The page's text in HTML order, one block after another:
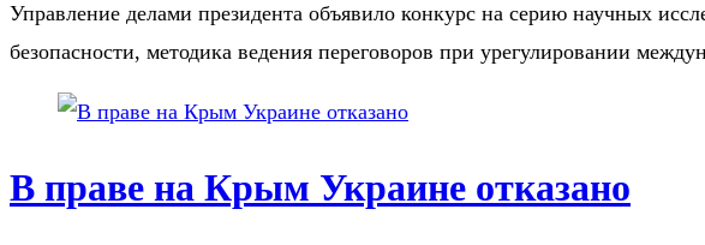
Управление делами президента объявило конкурс на серию научных
безопасности, методика ведения переговоров при урегулировании
В праве на Крым Украине отказано